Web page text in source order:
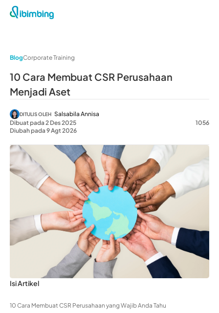
BlogCorporate Training
10 Cara Membuat CSR Perusahaan
Menjadi Aset
DITULIS OLEH Salsabila Annisa
Dibuat pada 2 Des 2025
Diubah pada 9 Agt 2026
1056
Isi Artikel
10 Cara Membuat CSR Perusahaan yang Wajib Anda Tahu